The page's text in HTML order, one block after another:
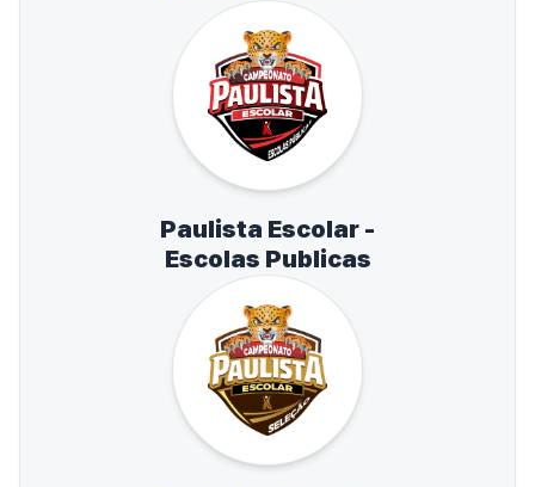
Paulista Escolar -
Escolas Publicas